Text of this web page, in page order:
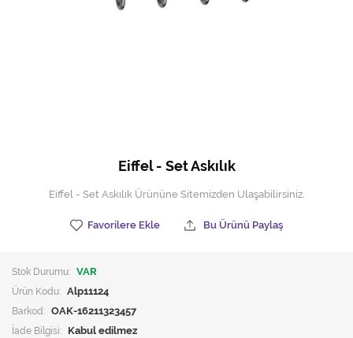
Tek-Çift Kovalı Temizlik Arabası
Toptan Temizlik Malzemeleri
Zemin Yıkama Pedleri
Eiffel - Set Askılık
Eiffel - Set Askılık Ürününe Sitemizden Ulaşabilirsiniz.
Favorilere Ekle Bu Ürünü Paylaş
Stok Durumu: VAR
Ürün Kodu: Alp11124
Barkod: OAK-16211323457
İade Bilgisi: